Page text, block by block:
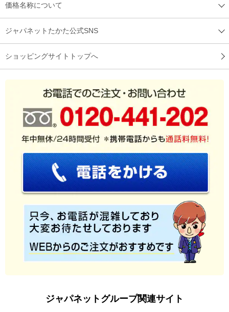
※「お客様の声」は実際にご購入されたお客様からのご意見を掲載しておりま
商品により、同一シリーズをご購入された方の声を含みます。
価格名称について
ジャパネットたかた公式SNS
ショッピングサイトトップへ
ジャパネットグループ関連サイト